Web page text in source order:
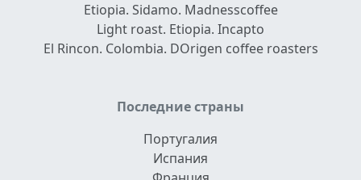
Etiopia. Sidamo. Madnesscoffee
Light roast. Etiopia. Incapto
El Rincon. Colombia. DOrigen coffee roasters
Последние страны
Португалия
Испания